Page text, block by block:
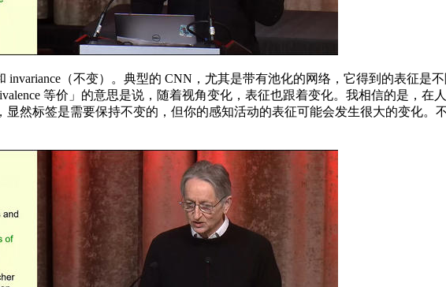
（不变）。典型的 CNN，尤其是带有池化的网络，它得到的表征是
等价」的意思是说，随着视角变化，表征也跟着变化。我相信的是，
然标签是需要保持不变的，但你的感知活动的表征可能会发生很大的变化